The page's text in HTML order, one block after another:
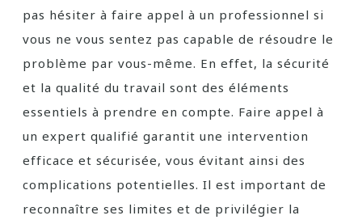
pas hésiter à faire appel à un professionnel si
vous ne vous sentez pas capable de résoudre le
problème par vous-même. En effet, la sécurité
et la qualité du travail sont des éléments
essentiels à prendre en compte. Faire appel à
un expert qualifié garantit une intervention
efficace et sécurisée, vous évitant ainsi des
complications potentielles. Il est important de
reconnaître ses limites et de privilégier la